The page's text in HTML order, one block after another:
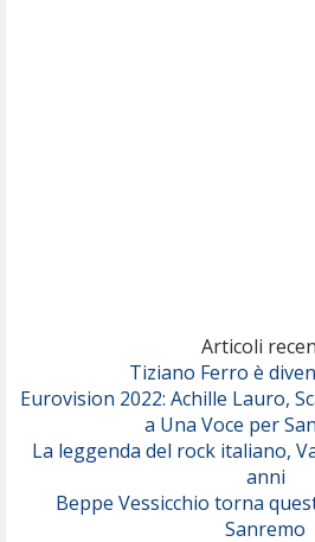
Articoli
Tiziano Ferro è
Eurovision 2022: Achille Lauro,
a Una Voce per
La leggenda del rock italiano,
anni
Beppe Vessicchio torna
Sanremo